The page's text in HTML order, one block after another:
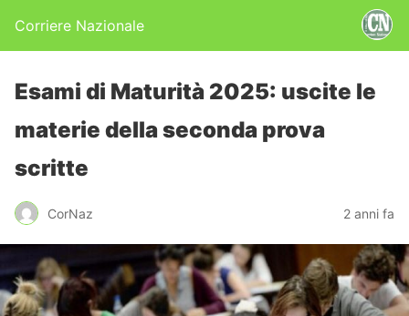
Corriere Nazionale
Esami di Maturità 2025: uscite le
materie della seconda prova
scritte
CorNaz 2 anni fa